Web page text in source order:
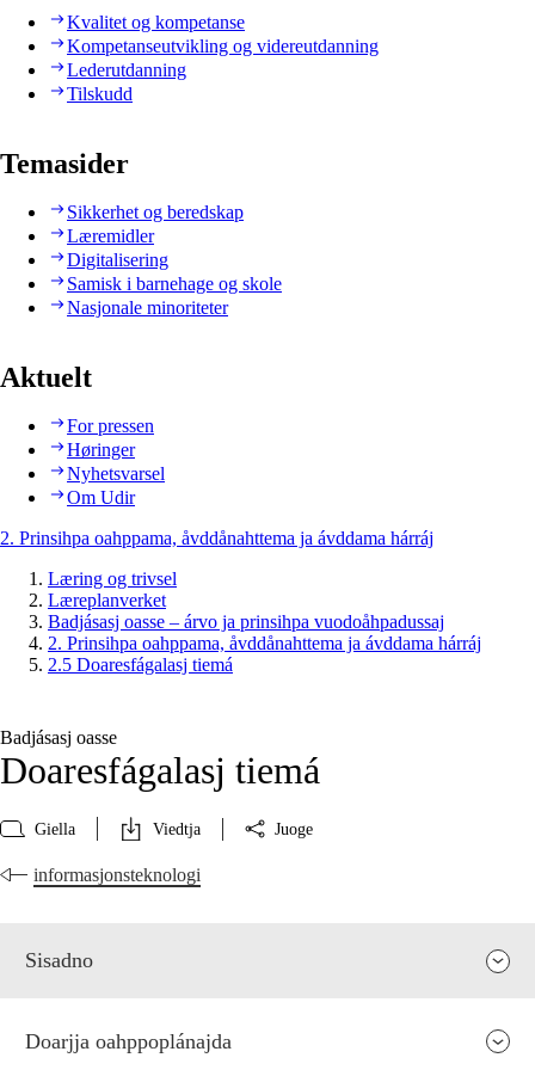
Kvalitet og kompetanse
Kompetanseutvikling og videreutdanning
Lederutdanning
Tilskudd
Temasider
Sikkerhet og beredskap
Læremidler
Digitalisering
Samisk i barnehage og skole
Nasjonale minoriteter
Aktuelt
For pressen
Høringer
Nyhetsvarsel
Om Udir
2. Prinsihpa oahppama, åvddånahttema ja ávddama hárráj
Læring og trivsel
Læreplanverket
Badjásasj oasse – árvo ja prinsihpa vuodoåhpadussaj
2. Prinsihpa oahppama, åvddånahttema ja ávddama hárráj
2.5 Doaresfágalasj tiemá
Badjásasj oasse
Doaresfágalasj tiemá
Giella Viedtja Juoge
informasjonsteknologi
Sisadno
Doarjja oahppoplánajda